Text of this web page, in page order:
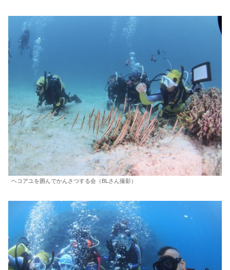
ヘコアユを囲んでかんさつする会（BLさん撮影）